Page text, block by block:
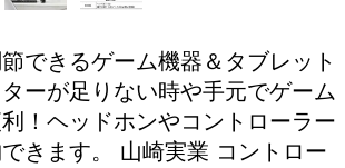
できるゲーム機器＆タブレット
ーが足りない時や手元でゲーム
！ヘッドホンやコントローラー
きます。
山崎実業 コントロー